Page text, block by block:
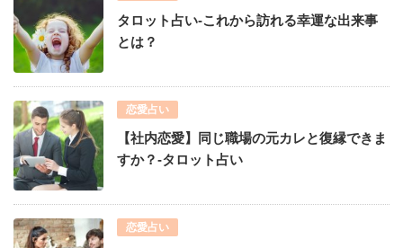
タロット占い-これから訪れる幸運な出来事
とは？
恋愛占い
【社内恋愛】同じ職場の元カレと復縁できま
すか？-タロット占い
恋愛占い